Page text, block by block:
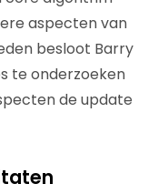
aspecten van
besloot Barry
te onderzoeken
de update